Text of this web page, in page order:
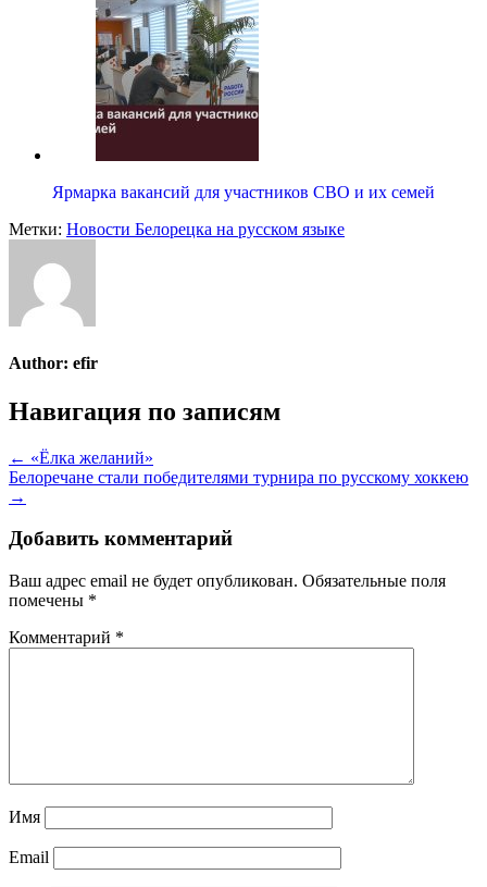
Ярмарка вакансий для участников СВО и их семей
Метки: Новости Белорецка на русском языке
Author: efir
Навигация по записям
← «Ёлка желаний»
Белоречане стали победителями турнира по русскому хоккею
→
Добавить комментарий
Ваш адрес email не будет опубликован. Обязательные поля
помечены *
Комментарий *
Имя
Email